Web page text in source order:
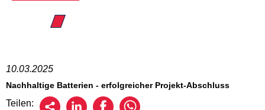
☰ 2025
10.03.2025
Nachhaltige Batterien - erfolgreicher Projekt-Abschluss
Teilen: